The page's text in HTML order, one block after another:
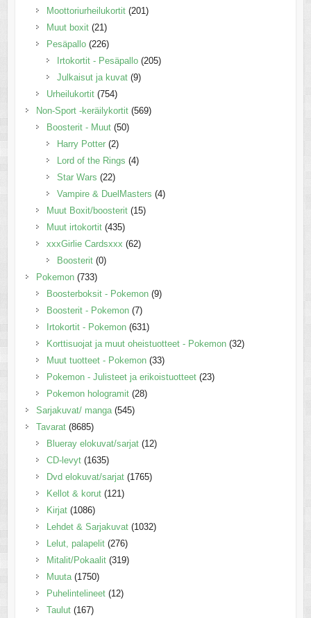
Moottoriurheilukortit (201)
Muut boxit (21)
Pesäpallo (226)
Irtokortit - Pesäpallo (205)
Julkaisut ja kuvat (9)
Urheilukortit (754)
Non-Sport -keräilykortit (569)
Boosterit - Muut (50)
Harry Potter (2)
Lord of the Rings (4)
Star Wars (22)
Vampire & DuelMasters (4)
Muut Boxit/boosterit (15)
Muut irtokortit (435)
xxxGirlie Cardsxxx (62)
Boosterit (0)
Pokemon (733)
Boosterboksit - Pokemon (9)
Boosterit - Pokemon (7)
Irtokortit - Pokemon (631)
Korttisuojat ja muut oheistuotteet - Pokemon (32)
Muut tuotteet - Pokemon (33)
Pokemon - Julisteet ja erikoistuotteet (23)
Pokemon hologramit (28)
Sarjakuvat/ manga (545)
Tavarat (8685)
Blueray elokuvat/sarjat (12)
CD-levyt (1635)
Dvd elokuvat/sarjat (1765)
Kellot & korut (121)
Kirjat (1086)
Lehdet & Sarjakuvat (1032)
Lelut, palapelit (276)
Mitalit/Pokaalit (319)
Muuta (1750)
Puhelintelineet (12)
Taulut (167)